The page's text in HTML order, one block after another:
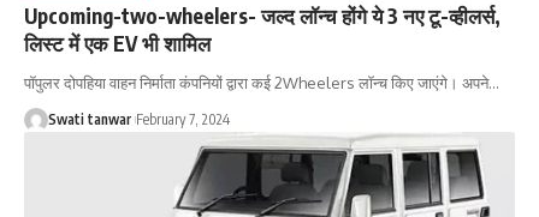
Upcoming-two-wheelers- जल्द लॉन्च होंगे ये 3 नए टू-व्हीलर्स,
लिस्ट में एक EV भी शामिल
पॉपुलर दोपहिया वाहन निर्माता कंपनियों द्वारा कई 2Wheelers लॉन्च किए जाएंगे। अपने…
Swati tanwar February 7, 2024